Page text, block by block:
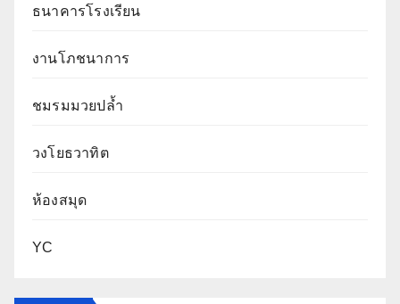
ธนาคารโรงเรียน
งานโภชนาการ
ชมรมมวยปล้ำ
วงโยธวาทิต
ห้องสมุด
YC